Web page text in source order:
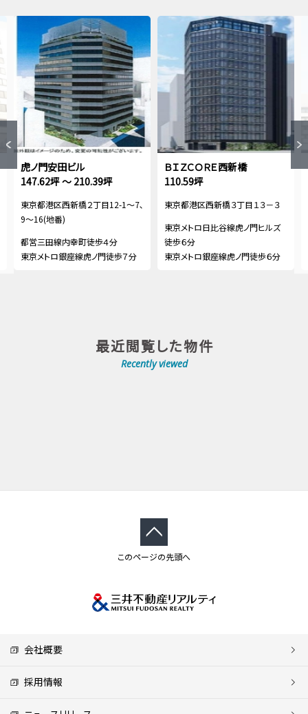
虎ノ門安田ビル
147.62坪 ～ 210.39坪
東京都港区西新橋２丁目12-1～7､
9～16(地番)
都営三田線内幸町徒歩４分
東京メトロ銀座線虎ノ門徒歩７分
ＢＩＺＣＯＲＥ西新橋
110.59坪
東京都港区西新橋３丁目１３－３
東京メトロ日比谷線虎ノ門ヒルズ
徒歩６分
東京メトロ銀座線虎ノ門徒歩６分
最近閲覧した物件
Recently viewed
このページの先頭へ
会社概要
採用情報